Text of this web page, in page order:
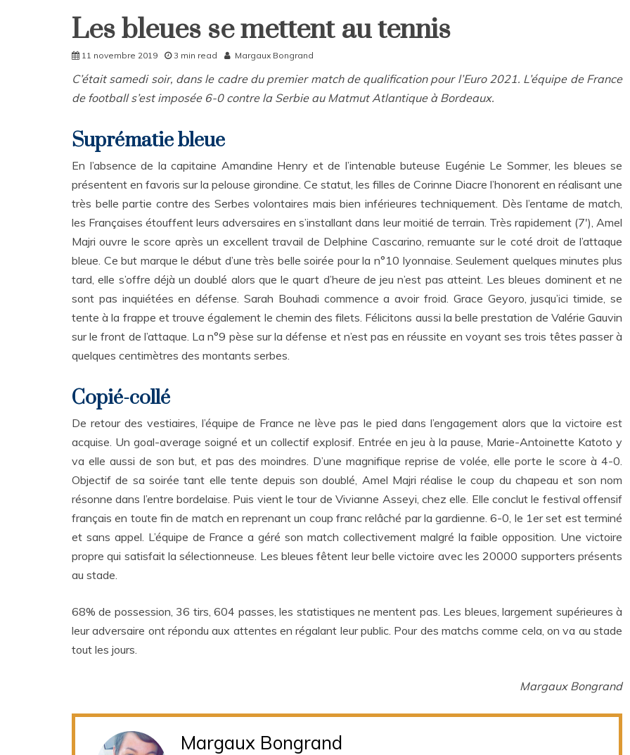
Home
Les bleues se mettent au tennis
11 novembre 2019 3 min read Margaux Bongrand
C’était samedi soir, dans le cadre du premier match de qualification pour l’Euro 2021. L’équipe de France
de football s’est imposée 6-0 contre la Serbie au Matmut Atlantique à Bordeaux.
Suprématie bleue
En l’absence de la capitaine Amandine Henry et de l’intenable buteuse Eugénie Le Sommer, les bleues se
présentent en favoris sur la pelouse girondine. Ce statut, les filles de Corinne Diacre l’honorent en réalisant une
très belle partie contre des Serbes volontaires mais bien inférieures techniquement. Dès l’entame de match,
les Françaises étouffent leurs adversaires en s’installant dans leur moitié de terrain. Très rapidement (7′), Amel
Majri ouvre le score après un excellent travail de Delphine Cascarino, remuante sur le coté droit de l’attaque
bleue. Ce but marque le début d’une très belle soirée pour la n°10 lyonnaise. Seulement quelques minutes plus
tard, elle s’offre déjà un doublé alors que le quart d’heure de jeu n’est pas atteint. Les bleues dominent et ne
sont pas inquiétées en défense. Sarah Bouhadi commence a avoir froid. Grace Geyoro, jusqu’ici timide, se
tente à la frappe et trouve également le chemin des filets. Félicitons aussi la belle prestation de Valérie Gauvin
sur le front de l’attaque. La n°9 pèse sur la défense et n’est pas en réussite en voyant ses trois têtes passer à
quelques centimètres des montants serbes.
Copié-collé
De retour des vestiaires, l’équipe de France ne lève pas le pied dans l’engagement alors que la victoire est
acquise. Un goal-average soigné et un collectif explosif. Entrée en jeu à la pause, Marie-Antoinette Katoto y
va elle aussi de son but, et pas des moindres. D’une magnifique reprise de volée, elle porte le score à 4-0.
Objectif de sa soirée tant elle tente depuis son doublé, Amel Majri réalise le coup du chapeau et son nom
résonne dans l’entre bordelaise. Puis vient le tour de Vivianne Asseyi, chez elle. Elle conclut le festival offensif
français en toute fin de match en reprenant un coup franc relâché par la gardienne. 6-0, le 1er set est terminé
et sans appel. L’équipe de France a géré son match collectivement malgré la faible opposition. Une victoire
propre qui satisfait la sélectionneuse. Les bleues fêtent leur belle victoire avec les 20000 supporters présents
au stade.
68% de possession, 36 tirs, 604 passes, les statistiques ne mentent pas. Les bleues, largement supérieures à
leur adversaire ont répondu aux attentes en régalant leur public. Pour des matchs comme cela, on va au stade
tout les jours.
Margaux Bongrand
Margaux Bongrand